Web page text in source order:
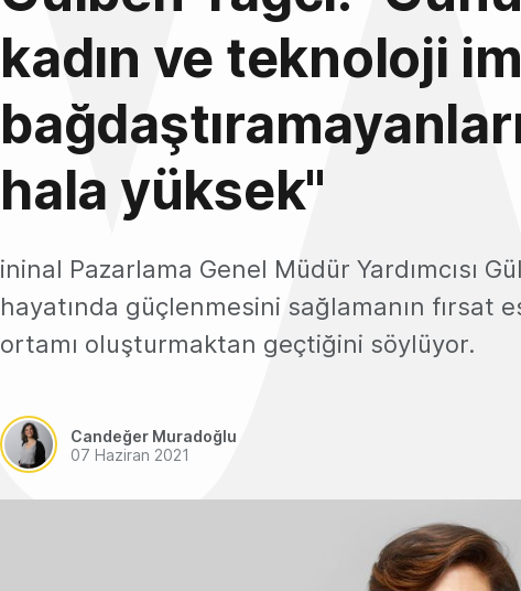
kadın ve teknoloji
hala yüksek"
ininal Pazarlama Genel Müdür Yardımcısı
hayatında güçlenmesini sağlamanın fırsat
ortamı oluşturmaktan geçtiğini söylüyor.
Candeğer Muradoğlu
07 Haziran 2021